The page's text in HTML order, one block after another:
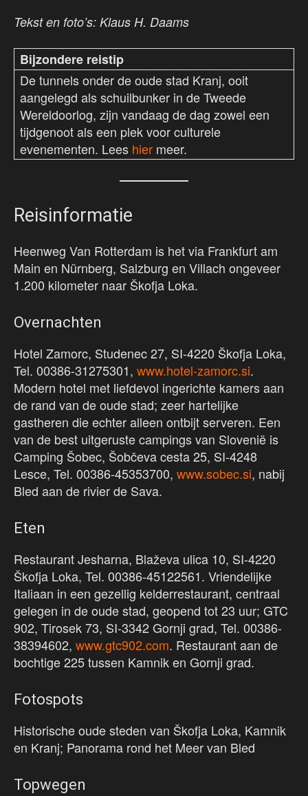
Tekst en foto’s: Klaus H. Daams
Bijzondere reistip
De tunnels onder de oude stad Kranj, ooit
aangelegd als schuilbunker in de Tweede
Wereldoorlog, zijn vandaag de dag zowel een
tijdgenoot als een plek voor culturele
evenementen. Lees hier meer.
Reisinformatie
Heenweg Van Rotterdam is het via Frankfurt am
Main en Nürnberg, Salzburg en Villach ongeveer
1.200 kilometer naar Škofja Loka.
Overnachten
Hotel Zamorc, Studenec 27, SI-4220 Škofja Loka,
Tel. 00386-31275301, www.hotel-zamorc.si.
Modern hotel met liefdevol ingerichte kamers aan
de rand van de oude stad; zeer hartelijke
gastheren die echter alleen ontbijt serveren. Een
van de best uitgeruste campings van Slovenië is
Camping Šobec, Šobčeva cesta 25, SI-4248
Lesce, Tel. 00386-45353700, www.sobec.si, nabij
Bled aan de rivier de Sava.
Eten
Restaurant Jesharna, Blaževa ulica 10, SI-4220
Škofja Loka, Tel. 00386-45122561. Vriendelijke
Italiaan in een gezellig kelderrestaurant, centraal
gelegen in de oude stad, geopend tot 23 uur; GTC
902, Tirosek 73, SI-3342 Gornji grad, Tel. 00386-
38394602, www.gtc902.com. Restaurant aan de
bochtige 225 tussen Kamnik en Gornji grad.
Fotospots
Historische oude steden van Škofja Loka, Kamnik
en Kranj; Panorama rond het Meer van Bled
Topwegen